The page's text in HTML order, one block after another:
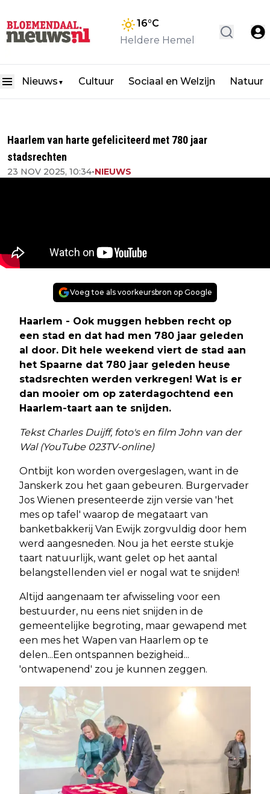
16°C
Heldere Hemel
Nieuws ▼ Cultuur Sociaal en Welzijn Natuur
Haarlem van harte gefeliciteerd met 780 jaar
stadsrechten
23 NOV 2025, 10:34•NIEUWS
Voeg toe als voorkeursbron op Google
Haarlem - Ook muggen hebben recht op
een stad en dat had men 780 jaar geleden
al door. Dit hele weekend viert de stad aan
het Spaarne dat 780 jaar geleden heuse
stadsrechten werden verkregen! Wat is er
dan mooier om op zaterdagochtend een
Haarlem-taart aan te snijden.
Tekst Charles Duijff, foto's en film John van der
Wal (YouTube 023TV-online)
Ontbijt kon worden overgeslagen, want in de
Janskerk zou het gaan gebeuren. Burgervader
Jos Wienen presenteerde zijn versie van 'het
mes op tafel' waarop de megataart van
banketbakkerij Van Ewijk zorgvuldig door hem
werd aangesneden. Nou ja het eerste stukje
taart natuurlijk, want gelet op het aantal
belangstellenden viel er nogal wat te snijden!
Altijd aangenaam ter afwisseling voor een
bestuurder, nu eens niet snijden in de
gemeentelijke begroting, maar gewapend met
een mes het Wapen van Haarlem op te
delen...Een ontspannen bezigheid...
'ontwapenend' zou je kunnen zeggen.